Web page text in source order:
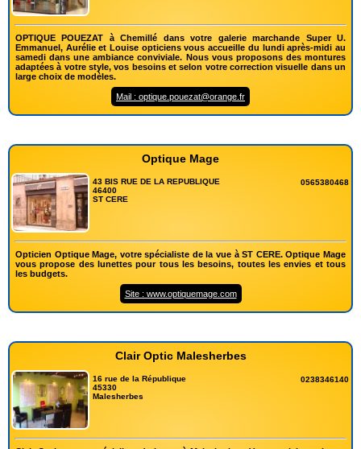
OPTIQUE POUEZAT à Chemillé dans votre galerie marchande Super U.
Emmanuel, Aurélie et Louise opticiens vous accueille du lundi après-midi au
samedi dans une ambiance conviviale. Nous vous proposons des montures
adaptées à votre style, vos besoins et selon votre correction visuelle dans un
large choix de modèles.
Mail : optique.pouezat@orange.fr
Optique Mage
43 BIS RUE DE LA REPUBLIQUE
46400
ST CERE
0565380468
Opticien Optique Mage, votre spécialiste de la vue à ST CERE. Optique Mage
vous propose des lunettes pour tous les besoins, toutes les envies et tous
les budgets.
Site : www.optiquemage.com
Clair Optic Malesherbes
16 rue de la République
45330
Malesherbes
0238346140